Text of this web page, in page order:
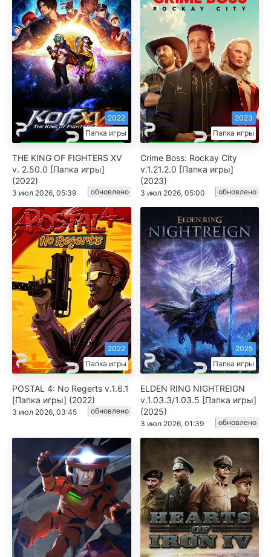
Папка игры
2022
THE KING OF FIGHTERS XV
v. 2.50.0 [Папка игры]
(2022)
3 июл 2026, 05:39 обновлено
Папка игры
2023
Crime Boss: Rockay City
v.1.21.2.0 [Папка игры]
(2023)
3 июл 2026, 05:00 обновлено
Папка игры
2022
POSTAL 4: No Regerts v.1.6.1
[Папка игры] (2022)
3 июл 2026, 03:45 обновлено
Папка игры
2025
ELDEN RING NIGHTREIGN
v.1.03.3/1.03.5 [Папка игры]
(2025)
3 июл 2026, 01:39 обновлено